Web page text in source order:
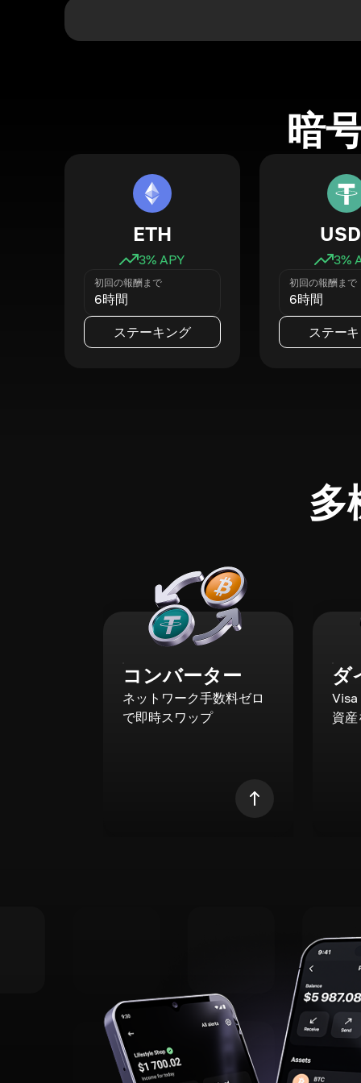
暗
ETH
3% APY
初回の報酬まで
6時間
ステーキング
3%
初回の報酬まで
6時間
ステー
多
コンバーター
ネットワーク手数料ゼロ
で即時スワップ
ダ
資